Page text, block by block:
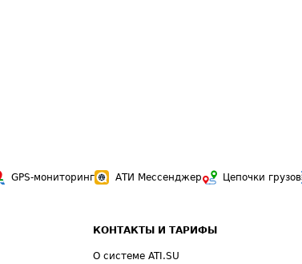
GPS-мониторинг АТИ Мессенджер Цепочки грузов
КОНТАКТЫ И ТАРИФЫ
О системе ATI.SU